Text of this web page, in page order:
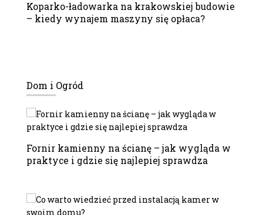
Koparko-ładowarka na krakowskiej budowie
– kiedy wynajem maszyny się opłaca?
Dom i Ogród
Fornir kamienny na ścianę – jak wygląda w
praktyce i gdzie się najlepiej sprawdza